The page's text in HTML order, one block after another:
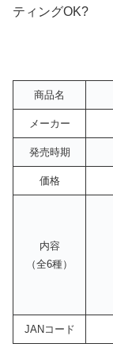
ティングOK?
商品名 ム
メーカー
発売時期
価格
内容
（全6種）
JANコード